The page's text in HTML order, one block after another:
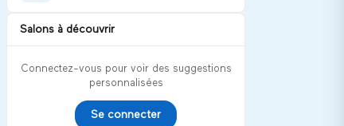
Salons à découvrir
Connectez-vous pour voir des suggestions
personnalisées
Se connecter